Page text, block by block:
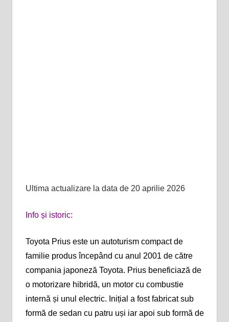
Ultima actualizare la data de 20 aprilie 2026
Info și istoric:
Toyota Prius este un autoturism compact de
familie produs începând cu anul 2001 de către
compania japoneză Toyota. Prius beneficiază de
o motorizare hibridă, un motor cu combustie
internă și unul electric. Inițial a fost fabricat sub
formă de sedan cu patru uși iar apoi sub formă de